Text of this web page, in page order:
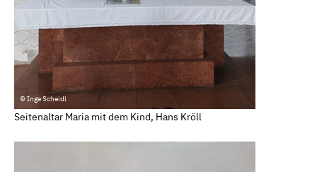
© Inge Scheidl
Seitenaltar Maria mit dem Kind, Hans Kröll